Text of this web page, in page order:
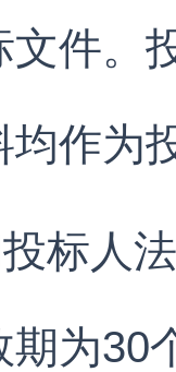
文件。
作为
标人
为30